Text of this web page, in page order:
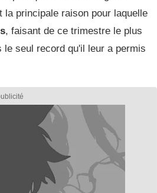
la principale raison pour laquelle
, faisant de ce trimestre le plus
seul record qu'il leur a permis